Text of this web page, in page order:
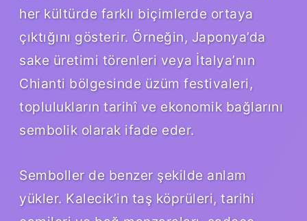
her kültürde farklı biçimlerde ortaya
çıktığını gösterir. Örneğin, Japonya’da
sake üretimi törenleri veya İtalya’nın
Chianti bölgesinde üzüm festivaleri,
toplulukların tarihî ve ekonomik bağlarını
sembolik olarak ifade eder.
Semboller de benzer şekilde anlam
yükler. Kalecik’in taş köprüleri, tarihi